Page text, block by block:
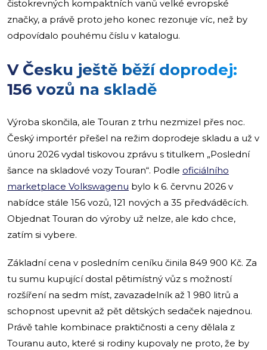
čistokrevných kompaktních vanů velké evropské
značky, a právě proto jeho konec rezonuje víc, než by
odpovídalo pouhému číslu v katalogu.
V Česku ještě běží doprodej:
156 vozů na skladě
Výroba skončila, ale Touran z trhu nezmizel přes noc.
Český importér přešel na režim doprodeje skladu a už v
únoru 2026 vydal tiskovou zprávu s titulkem „Poslední
šance na skladové vozy Touran“. Podle oficiálního
marketplace Volkswagenu bylo k 6. červnu 2026 v
nabídce stále 156 vozů, 121 nových a 35 předváděcích.
Objednat Touran do výroby už nelze, ale kdo chce,
zatím si vybere.
Základní cena v posledním ceníku činila 849 900 Kč. Za
tu sumu kupující dostal pětimístný vůz s možností
rozšíření na sedm míst, zavazadelník až 1 980 litrů a
schopnost upevnit až pět dětských sedaček najednou.
Právě tahle kombinace praktičnosti a ceny dělala z
Touranu auto, které si rodiny kupovaly ne proto, že by